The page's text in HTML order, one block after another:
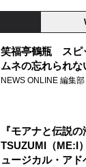
笑福亭鶴瓶 スピ
ムネの忘れられな
NEWS ONLINE 編集部
『モアナと伝説の
TSUZUMI（ME:I
ュージカル・ア